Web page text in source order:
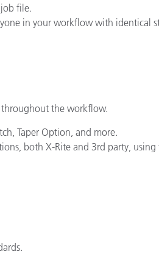
file.
in your workflow with identical
throughout the workflow.
Taper Option, and more.
both X-Rite and 3rd party, using